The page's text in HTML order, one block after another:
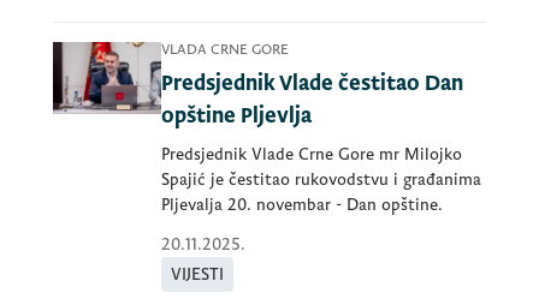
VLADA CRNE GORE
Predsjednik Vlade čestitao Dan
opštine Pljevlja
Predsjednik Vlade Crne Gore mr Milojko
Spajić je čestitao rukovodstvu i građanima
Pljevalja 20. novembar - Dan opštine.
20.11.2025.
VIJESTI